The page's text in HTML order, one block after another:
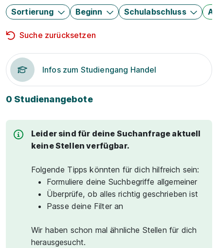
Sortierung Beginn Schulabschluss
Suche zurücksetzen
Infos zum Studiengang Handel
0 Studienangebote
Leider sind für deine Suchanfrage aktuell
keine Stellen verfügbar.
Folgende Tipps könnten für dich hilfreich sein:
Formuliere deine Suchbegriffe allgemeiner
Überprüfe, ob alles richtig geschrieben ist
Passe deine Filter an
Wir haben schon mal ähnliche Stellen für dich
herausgesucht.